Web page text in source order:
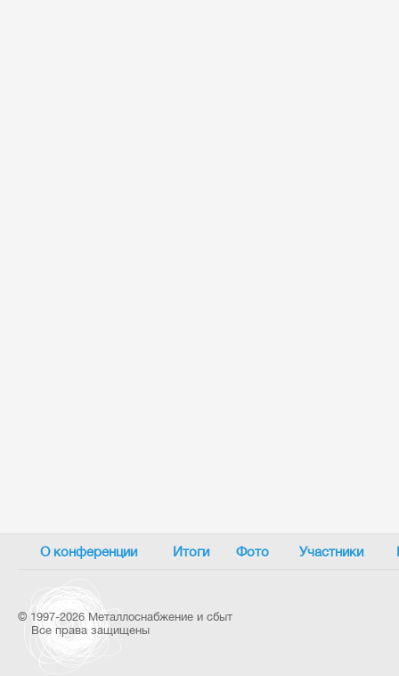
О конференции Итоги Фото Участники
© 1997-2026 Металлоснабжение и сбыт
Все права защищены